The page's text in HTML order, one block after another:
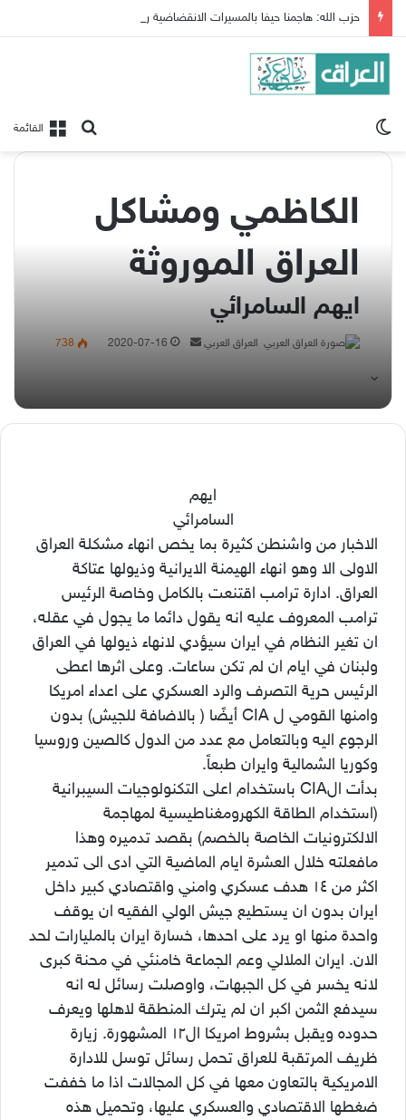
القائمةبحث عن
الكاظمي ومشاكل
العراق الموروثة
ايهم السامرائي
العراق العربي
أرسل 2020-07-16
738
ايهم
السامرائي
الاخبار من واشنطن كثيرة بما يخص انهاء مشكلة العراق
الاولى الا وهو انهاء الهيمنة الايرانية وذيولها عتاكة
العراق. ادارة ترامب اقتنعت بالكامل وخاصة الرئيس
ترامب المعروف عليه انه يقول دائما ما يجول في عقله،
ان تغير النظام في ايران سيؤدي لانهاء ذيولها في العراق
ولبنان في ايام ان لم تكن ساعات. وعلى اثرها اعطى
الرئيس حرية التصرف والرد العسكري على اعداء امريكا
وامنها القومي ل CIA أيضًا ( بالاضافة للجيش) بدون
الرجوع اليه وبالتعامل مع عدد من الدول كالصين وروسيا
وكوريا الشمالية وايران طبعاً.
بدأت الCIA باستخدام اعلى التكنولوجيات السيبرانية
(استخدام الطاقة الكهرومغناطيسية لمهاجمة
الالكترونيات الخاصة بالخصم) بقصد تدميره وهذا
مافعلته خلال العشرة ايام الماضية التي ادى الى تدمير
اكثر من ١٤ هدف عسكري وامني واقتصادي كبير داخل
ايران بدون ان يستطيع جيش الولي الفقيه ان يوقف
واحدة منها او يرد على احدها، خسارة ايران بالمليارات لحد
الان. ايران الملالي وعم الجماعة خامنئي في محنة كبرى
لانه يخسر في كل الجبهات، واوصلت رسائل له انه
سيدفع الثمن اكبر ان لم يترك المنطقة لاهلها ويعرف
حدوده ويقبل بشروط امريكا ال١٢ المشهورة. زيارة
ظريف المرتقبة للعراق تحمل رسائل توسل للادارة
الامريكية بالتعاون معها في كل المجالات اذا ما خففت
ضغطها الاقتصادي والعسكري عليها، وتحميل هذه